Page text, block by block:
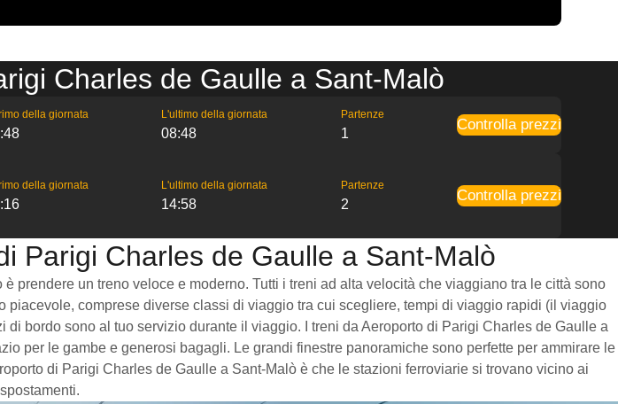
Charles de Gaulle a Sant-Malò
della giornata L'ultimo della giornata
08:48
Partenze
1
Controlla prezzi
della giornata L'ultimo della giornata
14:58
Partenze
2
Controlla prezzi
Parigi Charles de Gaulle a Sant-Malò
un treno veloce e moderno. Tutti i treni ad alta velocità che viaggiano tra le città sono
comprese diverse classi di viaggio tra cui scegliere, tempi di viaggio rapidi (il viaggio
bordo sono al tuo servizio durante il viaggio. I treni da Aeroporto di Parigi Charles de Gaulle a
per le gambe e generosi bagagli. Le grandi finestre panoramiche sono perfette per ammirare le
di Parigi Charles de Gaulle a Sant-Malò è che le stazioni ferroviarie si trovano vicino ai